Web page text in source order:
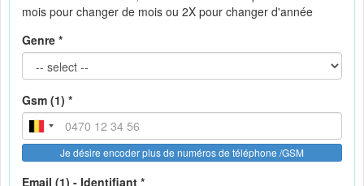
mois pour changer de mois ou 2X pour changer d'année
Genre *
Gsm (1) *
Je désire encoder plus de numéros de téléphone /GSM
Email (1) - Identifiant *